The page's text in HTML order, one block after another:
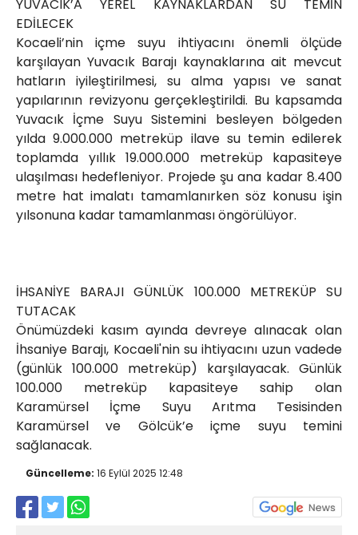
YUVACIK’A YEREL KAYNAKLARDAN SU TEMİN
EDİLECEK
Kocaeli’nin içme suyu ihtiyacını önemli ölçüde
karşılayan Yuvacık Barajı kaynaklarına ait mevcut
hatların iyileştirilmesi, su alma yapısı ve sanat
yapılarının revizyonu gerçekleştirildi. Bu kapsamda
Yuvacık İçme Suyu Sistemini besleyen bölgeden
yılda 9.000.000 metreküp ilave su temin edilerek
toplamda yıllık 19.000.000 metreküp kapasiteye
ulaşılması hedefleniyor. Projede şu ana kadar 8.400
metre hat imalatı tamamlanırken söz konusu işin
yılsonuna kadar tamamlanması öngörülüyor.
İHSANİYE BARAJI GÜNLÜK 100.000 METREKÜP SU
TUTACAK
Önümüzdeki kasım ayında devreye alınacak olan
İhsaniye Barajı, Kocaeli'nin su ihtiyacını uzun vadede
(günlük 100.000 metreküp) karşılayacak. Günlük
100.000 metreküp kapasiteye sahip olan
Karamürsel İçme Suyu Arıtma Tesisinden
Karamürsel ve Gölcük’e içme suyu temini
sağlanacak.
Güncelleme: 16 Eylül 2025 12:48